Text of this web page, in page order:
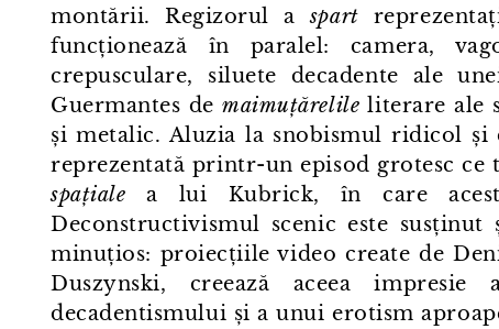
montării. Regizorul aspart
funcționează în paralel: camera,
crepusculare, siluete decadente ale
Guermantes demaimuțărelile literare ale
și metalic. Aluzia la snobismul ridicol și
reprezentată printr⁠-⁠un episod grotesc
spațiale a lui Kubrick, în care
Deconstructivismul scenic este
minuțios: proiecțiile video create de
Duszynski, creează aceea
decadentismului și a unui erotism